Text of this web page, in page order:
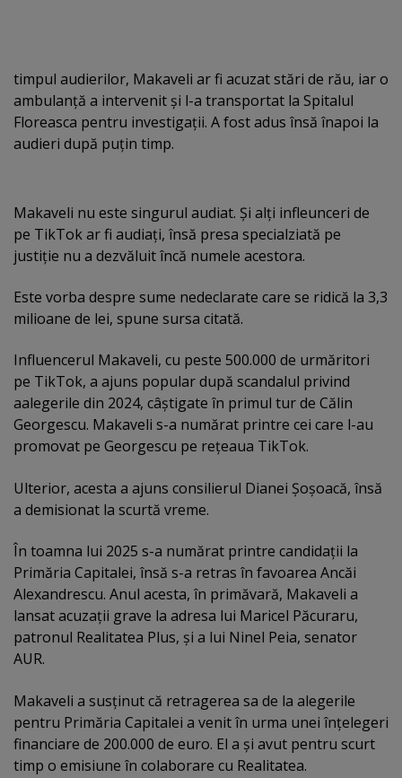
timpul audierilor, Makaveli ar fi acuzat stări de rău, iar o
ambulanţă a intervenit şi l-a transportat la Spitalul
Floreasca pentru investigaţii. A fost adus însă înapoi la
audieri după puţin timp.
Makaveli nu este singurul audiat. Şi alţi infleunceri de
pe TikTok ar fi audiaţi, însă presa specialziată pe
justiţie nu a dezvăluit încă numele acestora.
Este vorba despre sume nedeclarate care se ridică la 3,3
milioane de lei, spune sursa citată.
Influencerul Makaveli, cu peste 500.000 de urmăritori
pe TikTok, a ajuns popular după scandalul privind
aalegerile din 2024, câştigate în primul tur de Călin
Georgescu. Makaveli s-a numărat printre cei care l-au
promovat pe Georgescu pe reţeaua TikTok.
Ulterior, acesta a ajuns consilierul Dianei Şoşoacă, însă
a demisionat la scurtă vreme.
În toamna lui 2025 s-a numărat printre candidaţii la
Primăria Capitalei, însă s-a retras în favoarea Ancăi
Alexandrescu. Anul acesta, în primăvară, Makaveli a
lansat acuzaţii grave la adresa lui Maricel Păcuraru,
patronul Realitatea Plus, şi a lui Ninel Peia, senator
AUR.
Makaveli a susţinut că retragerea sa de la alegerile
pentru Primăria Capitalei a venit în urma unei înţelegeri
financiare de 200.000 de euro. El a şi avut pentru scurt
timp o emisiune în colaborare cu Realitatea.